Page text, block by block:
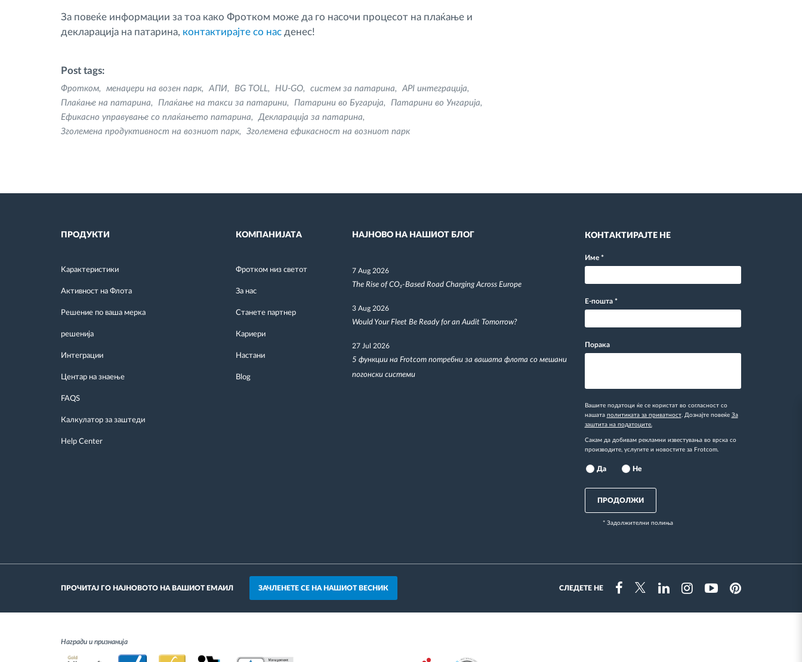
За повеќе информации за тоа како Фротком може да го насочи процесот на плаќање и
декларација на патарина, контактирајте со нас денес!
Post tags:
Фротком менаџери на возен парк АПИ BG TOLL HU-GO систем за патарина
API интеграција
Плаќање на патарина
Плаќање на такси за патарини Патарини во Бугарија
Патарини во Унгарија
Ефикасно управување со плаќањето патарина
Декларација за патарина
Зголемена продуктивност на возниот парк
Зголемена ефикасност на возниот парк
ПРОДУКТИ
Kарактеристики
Активност на Флота
Решение по ваша мерка
решенија
Интеграции
Центар на знаење
FAQS
Калкулатор за заштеди
Help Center
КОМПАНИЈАТА
Фротком низ светот
За нас
Станете партнер
Кариери
Настани
Blog
НАЈНОВО НА НАШИОТ БЛОГ
7 Aug 2026
The Rise of CO₂-Based Road Charging Across Europe
3 Aug 2026
Would Your Fleet Be Ready for an Audit Tomorrow?
27 Jul 2026
5 функции на Frotcom потребни за вашата флота со мешани
погонски системи
КОНТАКТИРАЈТЕ НЕ
Име *
Е-пошта *
Порака
Вашите податоци ќе се користат во согласност со
нашата политиката за приватност. Дознајте повеќе За
заштита на податоците.
Сакам да добивам рекламни известувања во врска со
производите, услугите и новостите за Frotcom.
Да Не
ПРОДОЛЖИ
* Задолжителни полиња
ПРОЧИТАЈ ГО НАЈНОВОТО НА ВАШИОТ ЕМАИЛ ЗАЧЛЕНЕТЕ СЕ НА НАШИОТ ВЕСНИК СЛЕДЕТЕ НЕ
FacebookTwitterLinkedinInstragramYoutubePinterest
Награди и признанија